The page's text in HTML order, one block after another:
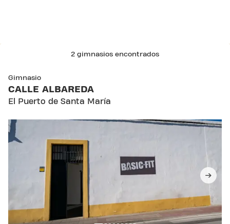
2 gimnasios encontrados
Gimnasio
CALLE ALBAREDA
El Puerto de Santa María